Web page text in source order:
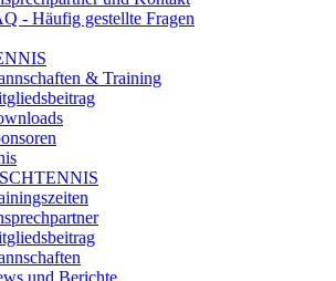
- Häufig gestellte Fragen
& Training
und Berichte